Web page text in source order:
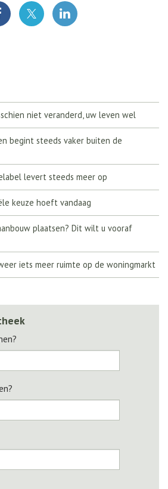
niet veranderd, uw leven wel
begint steeds vaker buiten de
levert steeds meer op
keuze hoeft vandaag
plaatsen? Dit wilt u vooraf
iets meer ruimte op de woningmarkt